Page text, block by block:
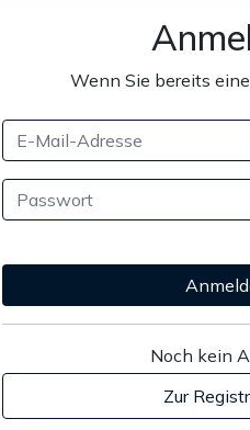
Wenn Sie bereits
Noch kein
Zur